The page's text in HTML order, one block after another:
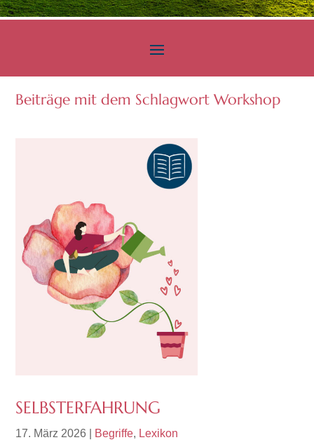
Beiträge mit dem Schlagwort Workshop
SELBSTERFAHRUNG
17. März 2026 Begriffe, Lexikon